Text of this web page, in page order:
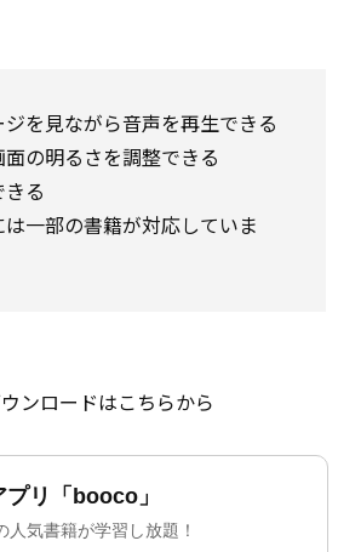
を見ながら音声を再生できる
の明るさを調整できる
る
一部の書籍が対応していま
ンロードはこちらから